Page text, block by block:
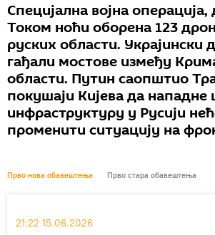
Специјална војна операција,
Током ноћи оборена 123
руских области. Украјински
гађали мостове између
области. Путин саопштио
покушаји Кијева да нападне
инфраструктуру у Русији
променити ситуацију на
Прво нова обавештења Прво стара обавештења
21:22 15.06.2026